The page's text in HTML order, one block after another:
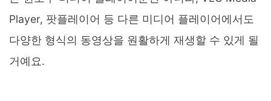
Player, 팟플레이어 등 다른 미디어 플레이어에서도
다양한 형식의 동영상을 원활하게 재생할 수 있게 될
거예요.